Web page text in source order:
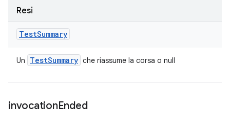
Resi
TestSummary
Un TestSummary che riassume la corsa o null
invocationEnded